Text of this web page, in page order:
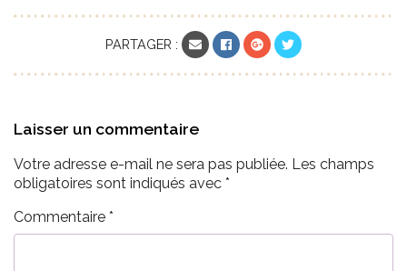
PARTAGER : EmailFacebook
Google +Twitter
Laisser un commentaire
Votre adresse e-mail ne sera pas publiée. Les champs
obligatoires sont indiqués avec *
Commentaire *